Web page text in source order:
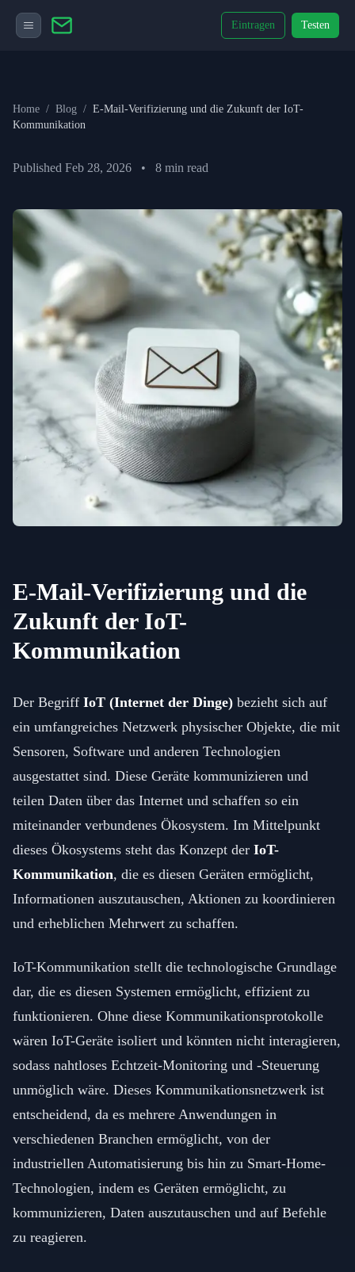
Eintragen Testen
Home / Blog / E-Mail-Verifizierung und die Zukunft der IoT-
Kommunikation
Published Feb 28, 2026 • 8 min read
E-Mail-Verifizierung und die
Zukunft der IoT-
Kommunikation
Der Begriff IoT (Internet der Dinge) bezieht sich auf
ein umfangreiches Netzwerk physischer Objekte, die mit
Sensoren, Software und anderen Technologien
ausgestattet sind. Diese Geräte kommunizieren und
teilen Daten über das Internet und schaffen so ein
miteinander verbundenes Ökosystem. Im Mittelpunkt
dieses Ökosystems steht das Konzept der IoT-
Kommunikation, die es diesen Geräten ermöglicht,
Informationen auszutauschen, Aktionen zu koordinieren
und erheblichen Mehrwert zu schaffen.
IoT-Kommunikation stellt die technologische Grundlage
dar, die es diesen Systemen ermöglicht, effizient zu
funktionieren. Ohne diese Kommunikationsprotokolle
wären IoT-Geräte isoliert und könnten nicht interagieren,
sodass nahtloses Echtzeit-Monitoring und -Steuerung
unmöglich wäre. Dieses Kommunikationsnetzwerk ist
entscheidend, da es mehrere Anwendungen in
verschiedenen Branchen ermöglicht, von der
industriellen Automatisierung bis hin zu Smart-Home-
Technologien, indem es Geräten ermöglicht, zu
kommunizieren, Daten auszutauschen und auf Befehle
zu reagieren.